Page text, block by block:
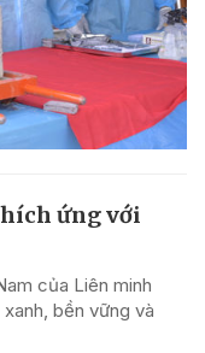
ứng với
của Liên minh
bền vững và